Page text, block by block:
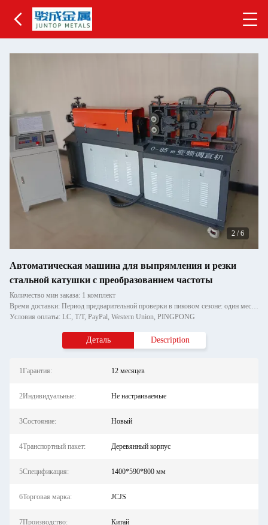
2 /6
Автоматическая машина для выпрямления и резки
стальной катушки с преобразованием частоты
Количество мин заказа: 1 комплект
Время доставки: Период предварительной проверки в пиковом сезоне: один месяц, вне сезона: в течение 15 рабочих дней
Условия оплаты: LC, T/T, PayPal, Western Union, PINGPONG
Деталь Description
1Гарантия: 12 месяцев
2Индивидуальные: Не настраиваемые
3Состояние: Новый
4Транспортный пакет: Деревянный корпус
5Спецификация: 1400*590*800 мм
6Торговая марка: JCJS
7Производство: Китай